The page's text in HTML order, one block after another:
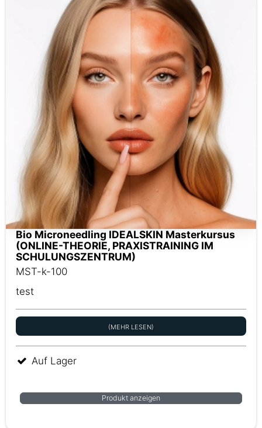
Bio Microneedling IDEALSKIN Masterkursus
(ONLINE-THEORIE, PRAXISTRAINING IM
SCHULUNGSZENTRUM)
MST-k-100
test
(MEHR LESEN)
Auf Lager
Produkt anzeigen